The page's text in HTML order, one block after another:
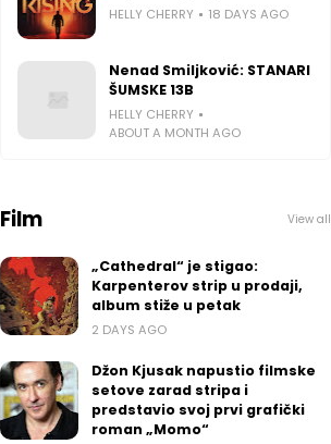
HELLY CHERRY 18 DAYS AGO
Nenad Smiljković: STANARI
ŠUMSKE 13B
HELLY CHERRY
ABOUT A MONTH AGO
Film View all
„Cathedral“ je stigao:
Karpenterov strip u prodaji,
album stiže u petak
2 DAYS AGO
Džon Kjusak napustio filmske
setove zarad stripa i
predstavio svoj prvi grafički
roman „Momo“